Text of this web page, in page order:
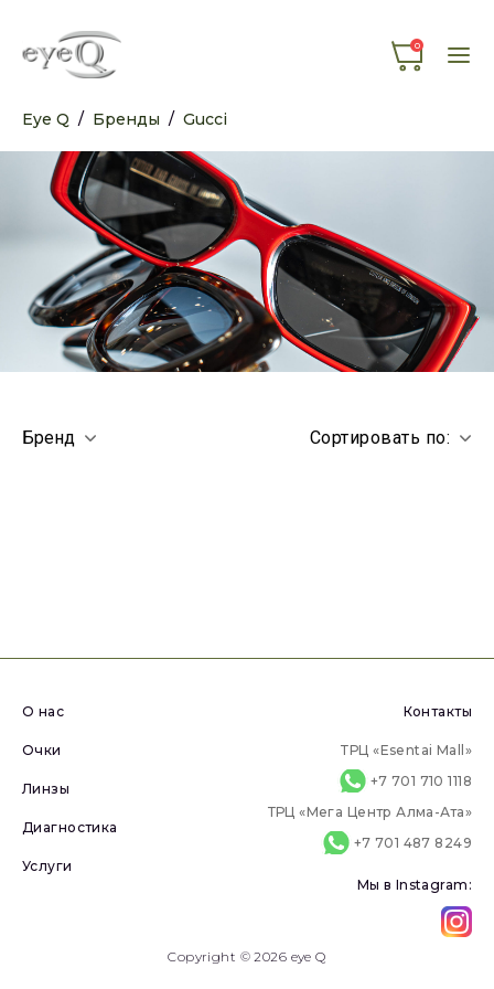
0
Eye Q / Бренды / Gucci
Бренд Сортировать по:
Copyright © 2026 eye Q
О нас
Очки
Линзы
Диагностика
Услуги
Контакты
ТРЦ «Esentai Mall»
+7 701 710 1118
ТРЦ «Мега Центр Алма-Ата»
+7 701 487 8249
Мы в Instagram: